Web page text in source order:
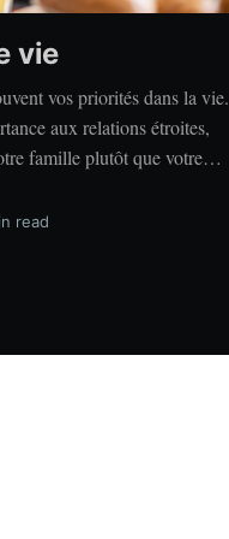
vie
vos priorités dans la vie.
aux relations étroites,
famille plutôt que votre
de l'importance à la
être le travail acharné
read